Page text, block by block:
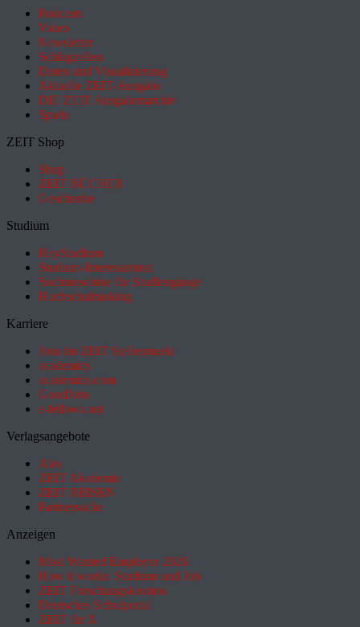
Podcasts
Video
Newsletter
Schlagzeilen
Daten und Visualisierung
Aktuelle ZEIT-Ausgabe
DIE ZEIT Ausgabenarchiv
Spiele
ZEIT Shop
Shop
ZEIT BÜCHER
Geschenke
Studium
HeyStudium
Studium-Interessentest
Suchmaschine für Studiengänge
Hochschulranking
Karriere
Jobs im ZEIT Stellenmarkt
academics
academics.com
GoodJobs
e-fellows.net
Verlagsangebote
Abo
ZEIT Akademie
ZEIT REISEN
Partnersuche
Anzeigen
Most Wanted Employer 2026
How it works: Studium und Job
ZEIT Forschungskosmos
Deutsches Schulportal
ZEIT für X